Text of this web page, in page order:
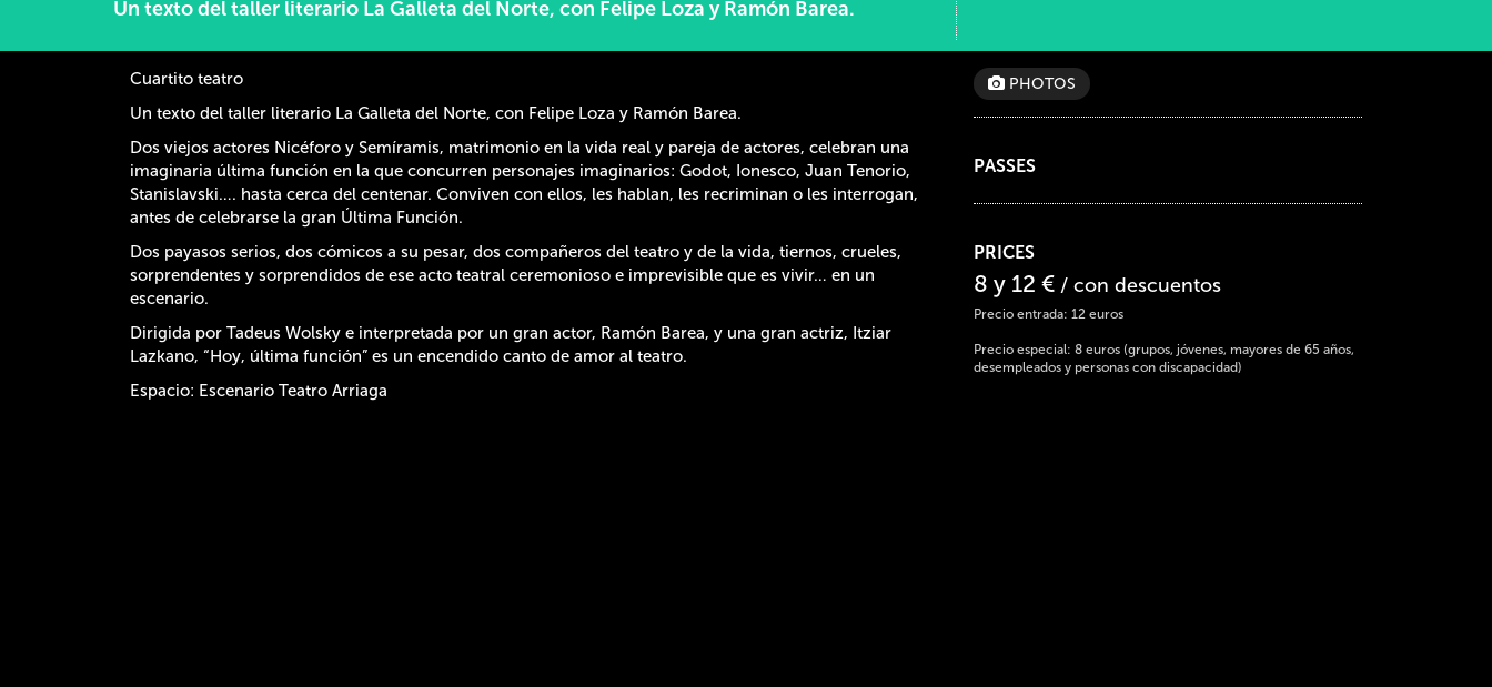
Un texto del taller literario La Galleta del Norte, con Felipe Loza y Ramón Barea.
Cuartito teatro
Un texto del taller literario La Galleta del Norte, con Felipe Loza y Ramón Barea.
Dos viejos actores Nicéforo y Semíramis, matrimonio en la vida real y pareja de actores, celebran una
imaginaria última función en la que concurren personajes imaginarios: Godot, Ionesco, Juan Tenorio,
Stanislavski…. hasta cerca del centenar. Conviven con ellos, les hablan, les recriminan o les interrogan,
antes de celebrarse la gran Última Función.
Dos payasos serios, dos cómicos a su pesar, dos compañeros del teatro y de la vida, tiernos, crueles,
sorprendentes y sorprendidos de ese acto teatral ceremonioso e imprevisible que es vivir… en un
escenario.
Dirigida por Tadeus Wolsky e interpretada por un gran actor, Ramón Barea, y una gran actriz, Itziar
Lazkano, “Hoy, última función” es un encendido canto de amor al teatro.
Espacio: Escenario Teatro Arriaga
PHOTOS
PASSES
PRICES
8 y 12 € / con descuentos
Precio entrada: 12 euros
Precio especial: 8 euros (grupos, jóvenes, mayores de 65 años,
desempleados y personas con discapacidad)